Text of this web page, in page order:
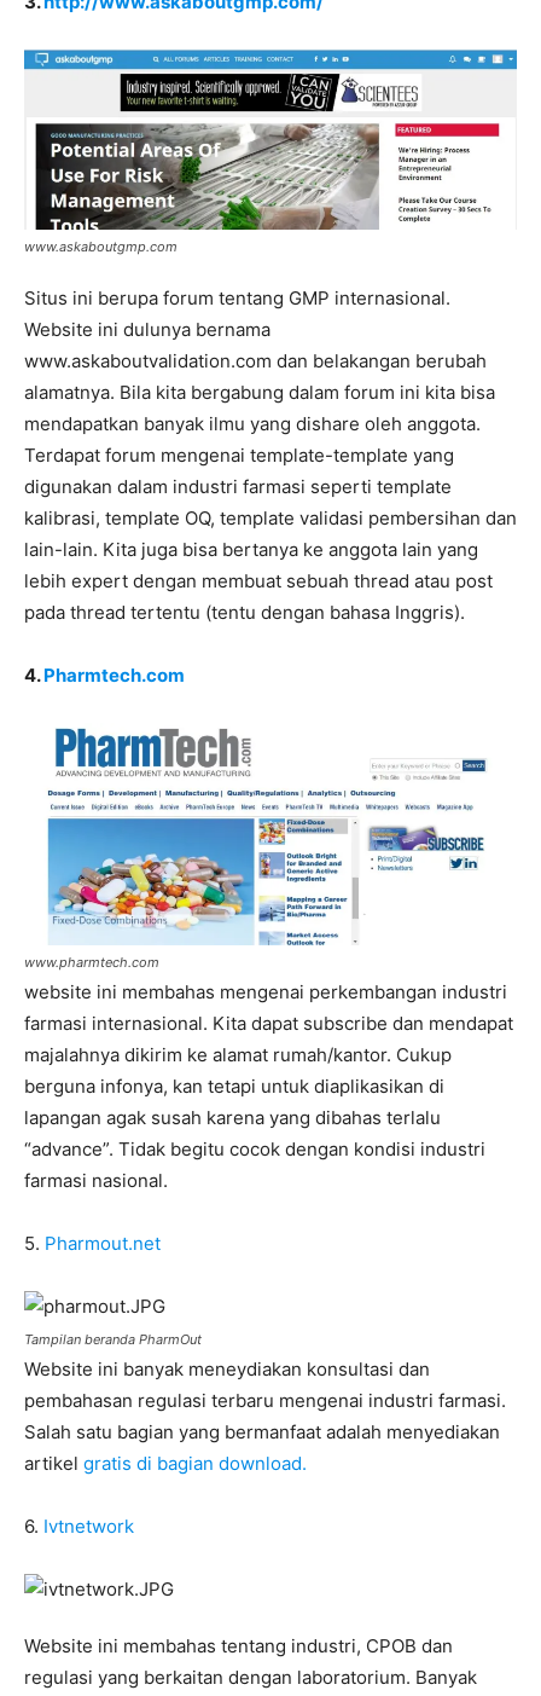
www.askaboutgmp.com
Situs ini berupa forum tentang GMP internasional.
Website ini dulunya bernama
www.askaboutvalidation.com dan belakangan berubah
alamatnya. Bila kita bergabung dalam forum ini kita bisa
mendapatkan banyak ilmu yang dishare oleh anggota.
Terdapat forum mengenai template-template yang
digunakan dalam industri farmasi seperti template
kalibrasi, template OQ, template validasi pembersihan dan
lain-lain. Kita juga bisa bertanya ke anggota lain yang
lebih expert dengan membuat sebuah thread atau post
pada thread tertentu (tentu dengan bahasa Inggris).
4.Pharmtech.com
www.pharmtech.com
website ini membahas mengenai perkembangan industri
farmasi internasional. Kita dapat subscribe dan mendapat
majalahnya dikirim ke alamat rumah/kantor. Cukup
berguna infonya, kan tetapi untuk diaplikasikan di
lapangan agak susah karena yang dibahas terlalu
“advance”. Tidak begitu cocok dengan kondisi industri
farmasi nasional.
5. Pharmout.net
Tampilan beranda PharmOut
Website ini banyak meneydiakan konsultasi dan
pembahasan regulasi terbaru mengenai industri farmasi.
Salah satu bagian yang bermanfaat adalah menyediakan
artikel gratis di bagian download.
6. Ivtnetwork
Website ini membahas tentang industri, CPOB dan
regulasi yang berkaitan dengan laboratorium. Banyak